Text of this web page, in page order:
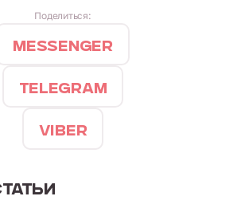
Поделиться:
Messenger
Telegram
Viber